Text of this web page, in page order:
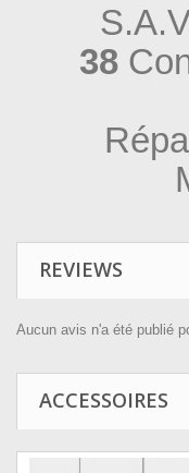
38
REVIEWS
Aucun avis n'a été publié
ACCESSOIRES